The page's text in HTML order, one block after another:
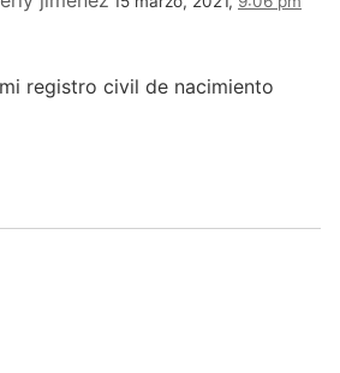
registro civil de nacimiento